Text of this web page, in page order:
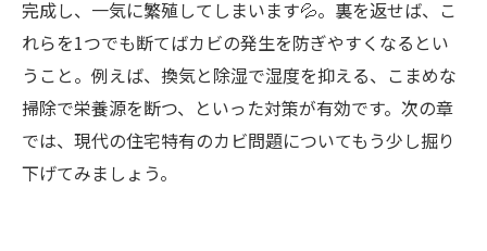
完成し、一気に繁殖してしまいます💦。裏を返せば、こ
れらを1つでも断てばカビの発生を防ぎやすくなるとい
うこと。例えば、換気と除湿で湿度を抑える、こまめな
掃除で栄養源を断つ、といった対策が有効です。次の章
では、現代の住宅特有のカビ問題についてもう少し掘り
下げてみましょう。